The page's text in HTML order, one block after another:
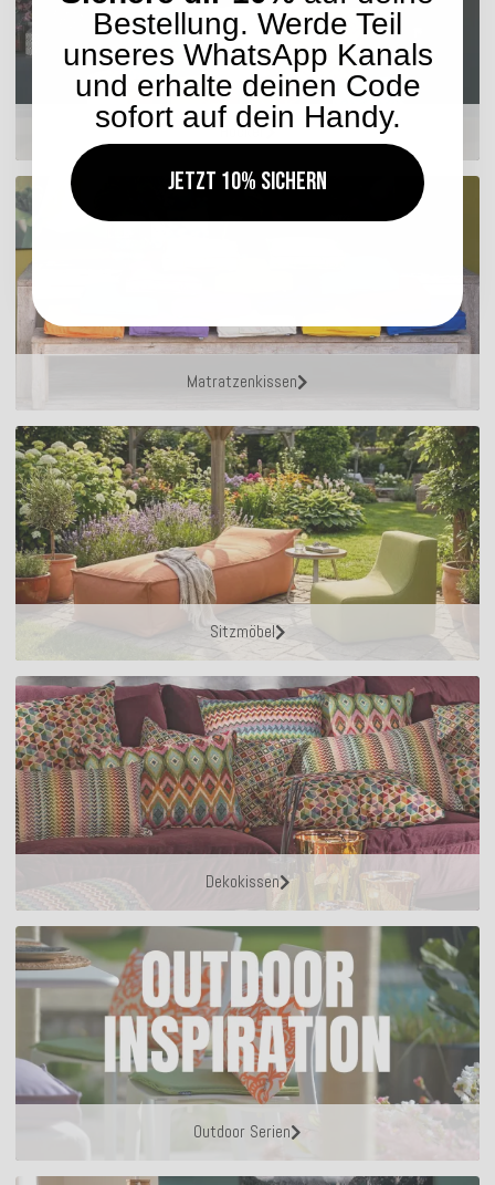
Hocker
Matratzenkissen
Sitzmöbel
Dekokissen
Outdoor Serien
Bestellung. Werde Teil
unseres WhatsApp Kanals
und erhalte deinen Code
sofort auf dein Handy.
Jetzt 10% sichern